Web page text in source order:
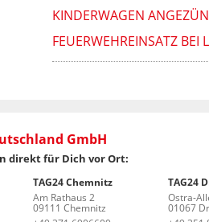
KINDERWAGEN
FEUERWEHREINSATZ
GmbH
direkt für Dich vor Ort:
TAG24 Chemnitz
Am Rathaus 2
09111 Chemnitz
TAG24
Ostra-
01067